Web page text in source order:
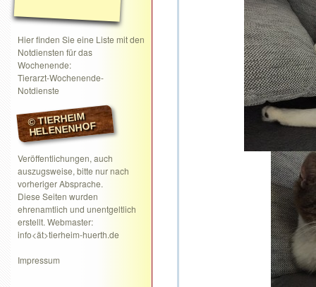
Hier finden Sie eine Liste mit den
Notdiensten für das
Wochenende:
Tierarzt-Wochenende-
Notdienste
© TIERHEIM
HELENENHOF
Veröffentlichungen, auch
auszugsweise, bitte nur nach
vorheriger Absprache.
Diese Seiten wurden
ehrenamtlich und unentgeltlich
erstellt. Webmaster:
info<ät>tierheim-huerth.de
Impressum